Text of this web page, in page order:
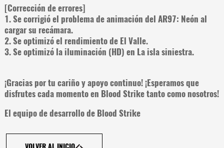
[Corrección de errores]
1. Se corrigió el problema de animación del AR97: Neón al
cargar su recámara.
2. Se optimizó el rendimiento de El Valle.
3. Se optimizó la iluminación (HD) en La isla siniestra.
¡Gracias por tu cariño y apoyo continuo! ¡Esperamos que
disfrutes cada momento en Blood Strike tanto como nosotros!
El equipo de desarrollo de Blood Strike